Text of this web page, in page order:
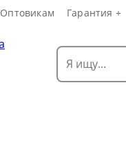
Оптовикам Гарантия +